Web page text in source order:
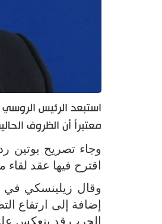
استبعد الرئيس
معتبراً أن الظروف
وجاء تصريح بوتين
اقترح فيها عقد
وقال زيلينسكي في
إضافة إلى ارتفاع
الحرب قد ينعكس